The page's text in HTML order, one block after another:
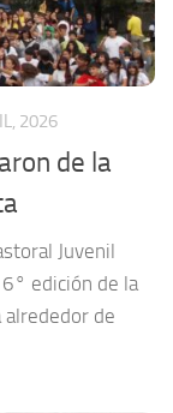
2026
de la
Juvenil
edición de la
alrededor de